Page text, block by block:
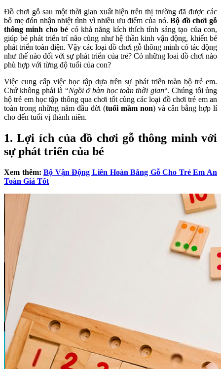
Đồ chơi gỗ sau một thời gian xuất hiện trên thị trường đã được các
bố mẹ đón nhận nhiệt tình vì nhiều ưu điểm của nó.Bộ đồ chơi gỗ
thông minh cho bé có khả năng kích thích tính sáng tạo của con,
giúp bé phát triển trí não cũng như hệ thần kinh vận động, khiến bé
phát triển toàn diện. Vậy các loại đồ chơi gỗ thông minh có tác động
như thế nào đối với sự phát triển của trẻ? Có những loai đồ chơi nào
phù hợp với từng độ tuổi của con?
Việc cung cấp việc học tập dựa trên sự phát triển toàn bộ trẻ em.
Chứ không phải là “Ngồi ở bàn học toàn thời gian“. Chúng tôi ủng
hộ trẻ em học tập thông qua chơi tốt cùng các loại đồ chơi trẻ em an
toàn trong những năm đầu đời (tuổi mầm non) và cân bằng hợp lí
cho đến tuổi vị thành niên.
1. Lợi ích của đồ chơi gỗ thông minh với
sự phát triển của bé
Xem thêm:Bộ Vận Động Liên Hoàn Bằng Gỗ Cho Trẻ Em An
Toàn Giá Tốt